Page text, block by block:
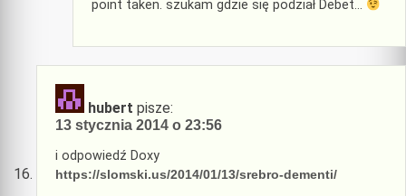
point taken. szukam gdzie się podział Debet…
hubert pisze:
13 stycznia 2014 o 23:56
i odpowiedź Doxy
https://slomski.us/2014/01/13/srebro-dementi/